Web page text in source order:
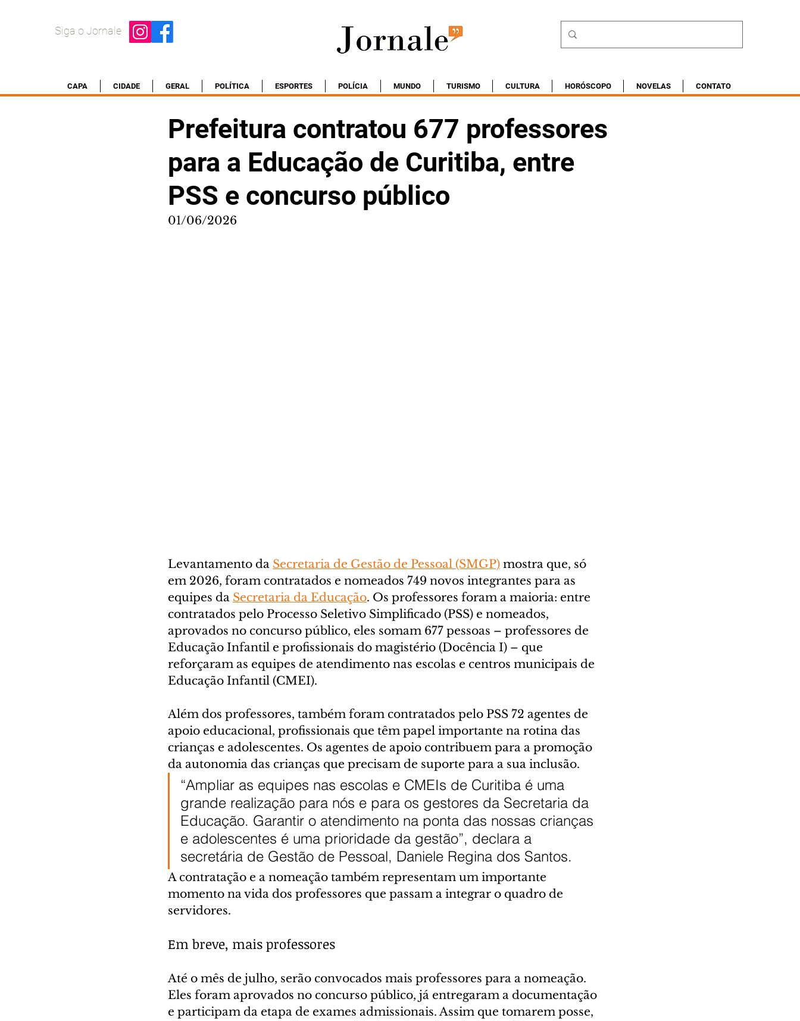
Siga o Jornale
CAPA CIDADE GERAL POLÍTICA ESPORTES POLÍCIA MUNDO TURISMO CULTURA HORÓSCOPO NOVELAS CONTATO
Prefeitura contratou 677 professores
para a Educação de Curitiba, entre
PSS e concurso público
01/06/2026
Levantamento da Secretaria de Gestão de Pessoal (SMGP) mostra que, só
em 2026, foram contratados e nomeados 749 novos integrantes para as
equipes da Secretaria da Educação. Os professores foram a maioria: entre
contratados pelo Processo Seletivo Simplificado (PSS) e nomeados,
aprovados no concurso público, eles somam 677 pessoas – professores de
Educação Infantil e profissionais do magistério (Docência I) – que
reforçaram as equipes de atendimento nas escolas e centros municipais de
Educação Infantil (CMEI).
Além dos professores, também foram contratados pelo PSS 72 agentes de
apoio educacional, profissionais que têm papel importante na rotina das
crianças e adolescentes. Os agentes de apoio contribuem para a promoção
da autonomia das crianças que precisam de suporte para a sua inclusão.
“Ampliar as equipes nas escolas e CMEIs de Curitiba é uma
grande realização para nós e para os gestores da Secretaria da
Educação. Garantir o atendimento na ponta das nossas crianças
e adolescentes é uma prioridade da gestão”, declara a
secretária de Gestão de Pessoal, Daniele Regina dos Santos.
A contratação e a nomeação também representam um importante
momento na vida dos professores que passam a integrar o quadro de
servidores.
Em breve, mais professores
Até o mês de julho, serão convocados mais professores para a nomeação.
Eles foram aprovados no concurso público, já entregaram a documentação
e participam da etapa de exames admissionais. Assim que tomarem posse,